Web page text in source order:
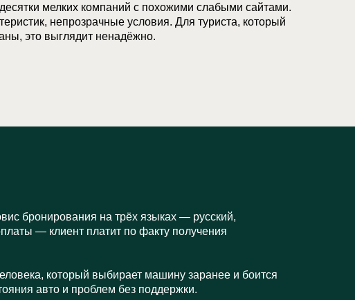
мелких компаний с похожими слабыми сайтами.
непрозрачные условия. Для туриста, который
это выглядит ненадёжно.
бронирования на трёх языках — русский,
— клиент платит по факту получения
который выбирает машину заранее и боится
авто и проблем без поддержки.